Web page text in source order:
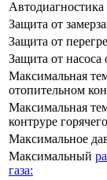
Защита от
Защита от
Защита от насоса
Максимальная
отопительном
Максимальная
контруре
Максимальное
Максимальный
газа: